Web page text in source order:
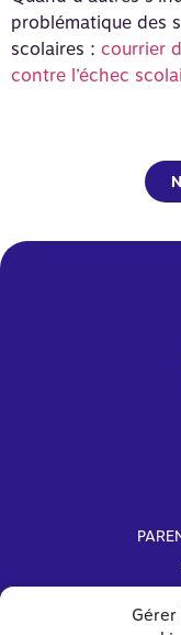
problématique des
scolaires : courrier
contre l’échec